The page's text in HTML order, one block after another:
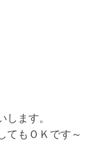
ます。
てもＯＫです～